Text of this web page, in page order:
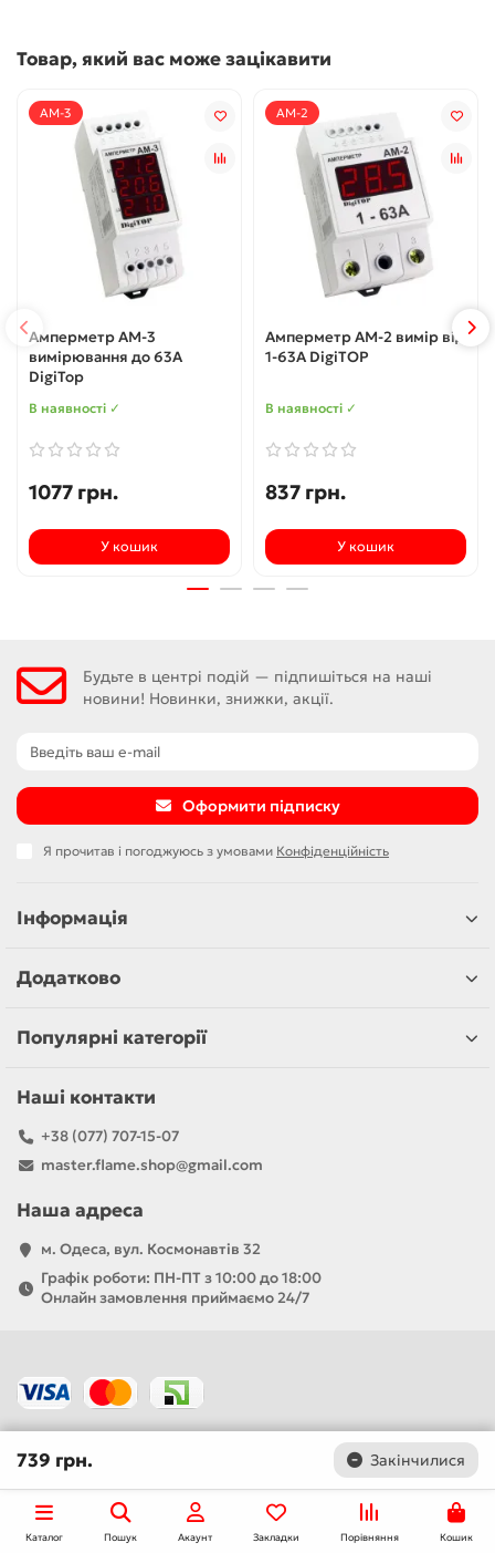
Товар, який вас може зацікавити
АМ-3
Амперметр АМ-3
вимірювання до 63А
DigiTop
В наявності ✓
1077 грн.
У кошик
АМ-2
Амперметр АМ-2 вимір від
1-63А DigiTOP
В наявності ✓
837 грн.
У кошик
Будьте в центрі подій — підпишіться на наші
новини! Новинки, знижки, акції.
Оформити підписку
Я прочитав і погоджуюсь з умовами Конфіденційність
Інформація
Додатково
Популярні категорії
Наші контакти
+38 (077) 707-15-07
master.flame.shop@gmail.com
Наша адреса
м. Одеса, вул. Космонавтів 32
Графік роботи: ПН-ПТ з 10:00 до 18:00
Онлайн замовлення приймаємо 24/7
739 грн. Закінчилися
Каталог Пошук Акаунт Закладки Порівняння Кошик